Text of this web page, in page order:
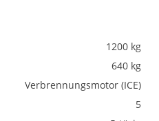
1200 kg
640 kg
Verbrennungsmotor (ICE)
5